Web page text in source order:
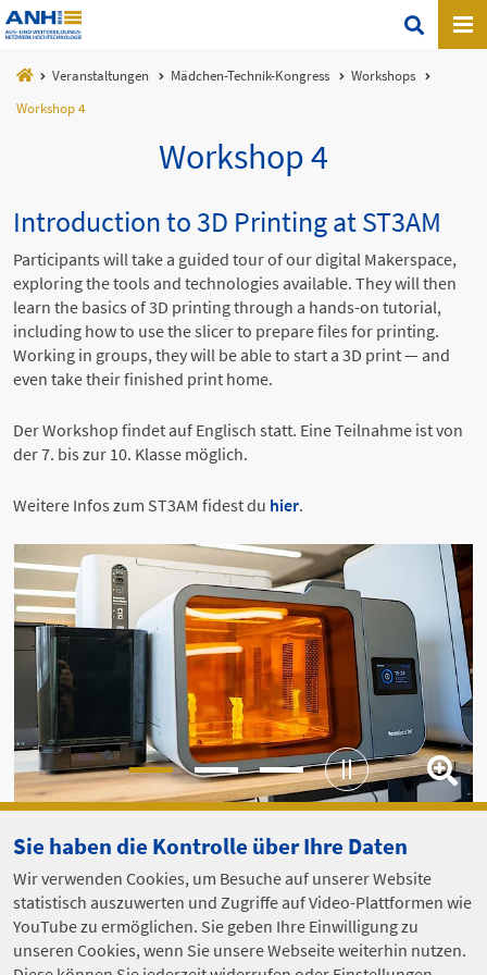
Veranstaltungen Mädchen-Technik-Kongress
Workshops
Workshop 4
Workshop 4
Introduction to 3D Printing at ST3AM
Participants will take a guided tour of our digital Makerspace,
exploring the tools and technologies available. They will then
learn the basics of 3D printing through a hands-on tutorial,
including how to use the slicer to prepare files for printing.
Working in groups, they will be able to start a 3D print — and
even take their finished print home.
Der Workshop findet auf Englisch statt. Eine Teilnahme ist von
der 7. bis zur 10. Klasse möglich.
Weitere Infos zum ST3AM fidest du hier.
Aus- und Weiterbildungsnetzwerk Hochtechnologie
c/o Ferdinand-Braun-Institut (FBH) Leibniz-Institut für
Höchstfrequenztechnik
Gustav-Kirchhoff-Straße 4
Sie haben die Kontrolle über Ihre Daten
Wir verwenden Cookies, um Besuche auf unserer Website
statistisch auszuwerten und Zugriffe auf Video-Plattformen wie
YouTube zu ermöglichen. Sie geben Ihre Einwilligung zu
unseren Cookies, wenn Sie unsere Webseite weiterhin nutzen.